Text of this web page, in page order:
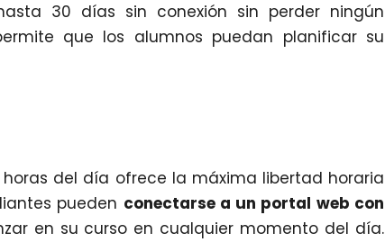
30 días sin conexión sin perder ningún
que los alumnos puedan planificar su
del día ofrece la máxima libertad horaria
pueden conectarse a un portal web con
en su curso en cualquier momento del día.